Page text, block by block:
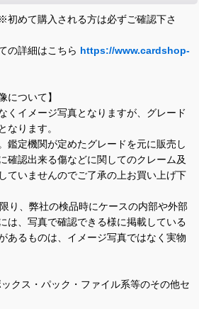
初めて購入される方は必ずご確認下さ
の詳細はこちら https://www.cardshop-
について】
くイメージ写真となりますが、グレード
なります。
鑑定機関が定めたグレードを元に販売し
確認出来る傷などに関してのクレーム及
ていませんのでご了承の上お買い上げ下
り、弊社の検品時にケースの内部や外部
は、写真で確認できる様に掲載している
あるものは、イメージ写真ではなく実物
ックス・パック・ファイル系等のその他セ